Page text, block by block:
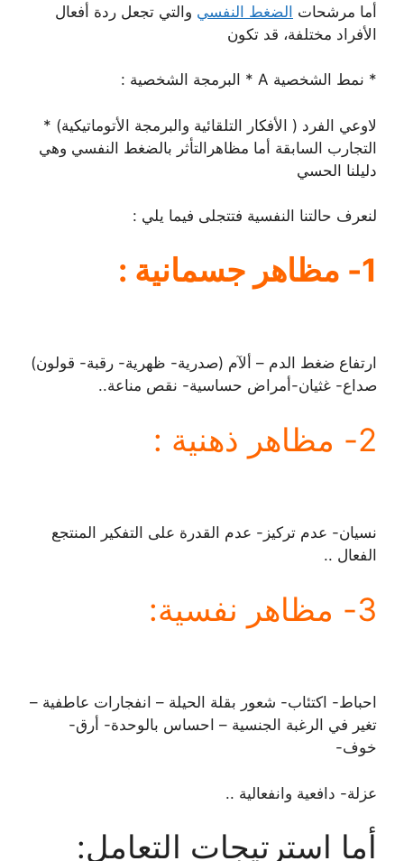
أما مرشحات الضغط النفسي والتي تجعل ردة أفعال
اﻷفراد مختلفة، قد تكون
* نمط الشخصية A * البرمجة الشخصية :
لاوعي الفرد ( اﻷفكار التلقائية والبرمجة اﻷتوماتيكية) *
التجارب السابقة أما مظاهرالتأثر بالضغط النفسي وهي
دليلنا الحسي
لنعرف حالتنا النفسية فتتجلى فيما يلي :
1- مظاهر جسمانية :
ارتفاع ضغط الدم – أﻵم (صدرية- ظهرية- رقبة- قولون)
صداع- غثيان-أمراض حساسية- نقص مناعة..
2- مظاهر ذهنية :
نسيان- عدم تركيز- عدم القدرة على التفكير المنتجع
الفعال ..
3- مظاهر نفسية:
احباط- اكتئاب- شعور بقلة الحيلة – انفجارات عاطفية –
تغير في الرغبة الجنسية – احساس بالوحدة- أرق-
خوف-
عزلة- دافعية وانفعالية ..
أما استرتيجات التعامل: